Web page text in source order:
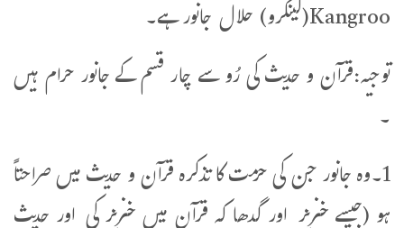
Kangroo(کینگرو) حلال جانور ہے۔
توجیہ:قرآن و حدیث کی رُو سے چار قسم کے جانور حرام ہیں
۔
1۔وہ جانور جن کی حرمت کا تذکرہ قرآن و حدیث میں صراحتاً